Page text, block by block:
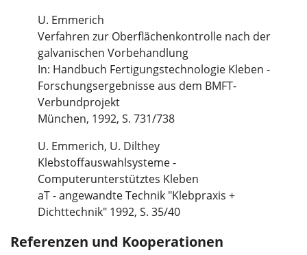
U. Emmerich
Verfahren zur Oberflächenkontrolle nach der
galvanischen Vorbehandlung
In: Handbuch Fertigungstechnologie Kleben -
Forschungsergebnisse aus dem BMFT-
Verbundprojekt
München, 1992, S. 731/738
U. Emmerich, U. Dilthey
Klebstoffauswahlsysteme -
Computerunterstütztes Kleben
aT - angewandte Technik "Klebpraxis +
Dichttechnik" 1992, S. 35/40
Referenzen und Kooperationen